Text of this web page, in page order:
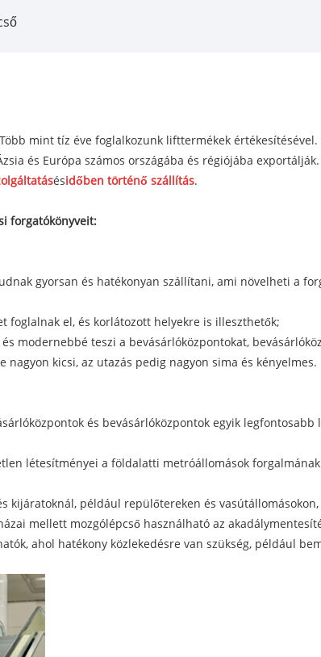
mint tíz éve foglalkozunk lifttermékek
és Európa számos országába és régiójába
ésidőben történő szállítás.
forgatókönyveit:
gyorsan és hatékonyan szállítani, ami növelheti a
foglalnak el, és korlátozott helyekre is illeszthetők;
modernebbé teszi a bevásárlóközpontokat,
kicsi, az utazás pedig nagyon sima és kényelmes.
és bevásárlóközpontok egyik
létesítményei a földalatti metróállomások
kijáratoknál, például repülőtereken és
mellett mozgólépcső használható az
ahol hatékony közlekedésre van szükség, például